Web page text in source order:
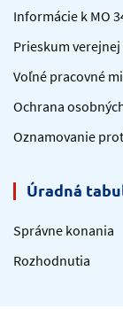
Informácie k MO
Prieskum
Voľné pracovné
Ochrana
Oznamovanie
Úradná
Správne konania
Rozhodnutia